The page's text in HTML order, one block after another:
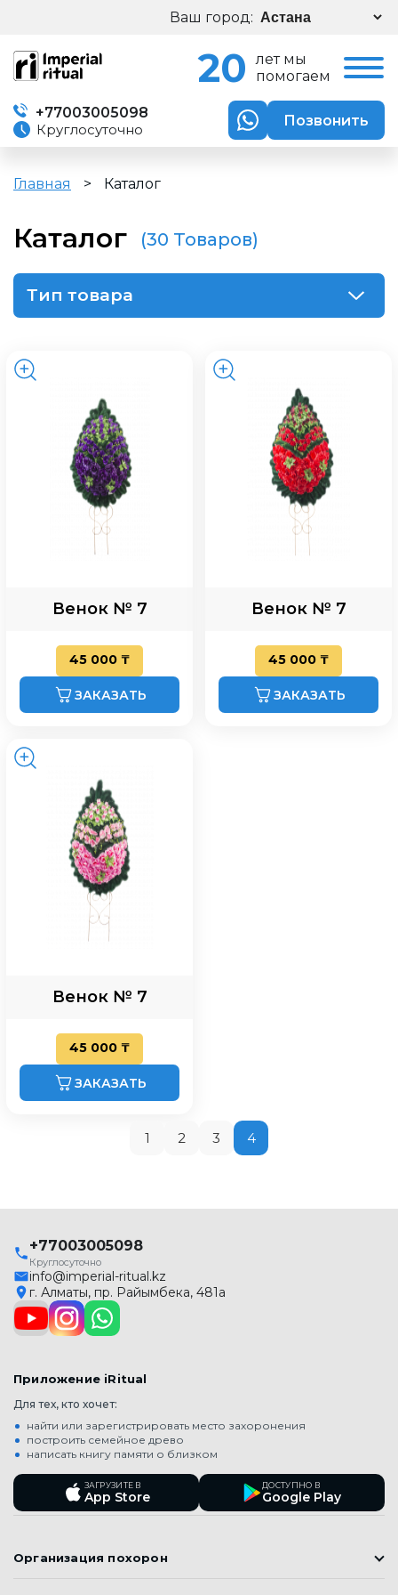
Ваш город:
20
лет мы
помогаем
+77003005098
Круглосуточно
Позвонить
Главная > Каталог
Каталог (30 Товаров)
Тип товара
Венок № 7
45 000 ₸
ЗАКАЗАТЬ
Венок № 7
45 000 ₸
ЗАКАЗАТЬ
Венок № 7
45 000 ₸
ЗАКАЗАТЬ
1 2 3 4
+77003005098
Круглосуточно
info@imperial-ritual.kz
г. Алматы, пр. Райымбека, 481а
Приложение iRitual
Для тех, кто хочет:
найти или зарегистрировать место захоронения
построить семейное древо
написать книгу памяти о близком
ЗАГРУЗИТЕ В
App Store
ДОСТУПНО В
Google Play
Организация похорон